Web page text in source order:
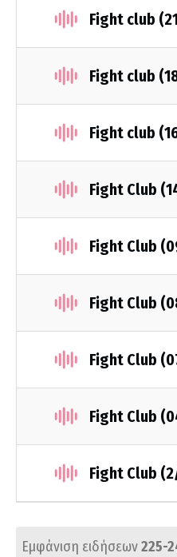
Fight club
Fight club
Fight club
Fight Club
Fight Club
Fight Club
Fight Club
Fight Club
Fight Club
Εμφάνιση ειδήσεων225-